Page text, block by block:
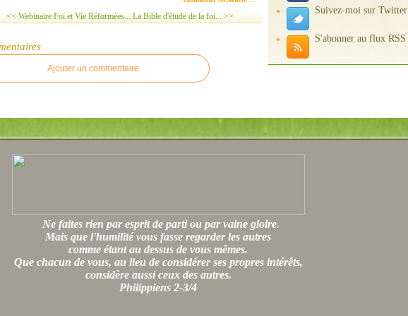
<< Webinaire Foi et Vie Réformées... La Bible d'étude de la foi... >>
Ajouter un commentaire
Suivez-moi sur Twitter
S'abonner au flux RSS
Ne faites rien par esprit de parti ou par vaine gloire.
Mais que l'humilité vous fasse regarder les autres
comme étant au dessus de vous mêmes.
Que chacun de vous, au lieu de considérer ses propres intérêts,
considère aussi ceux des autres.
Philippiens 2-3/4